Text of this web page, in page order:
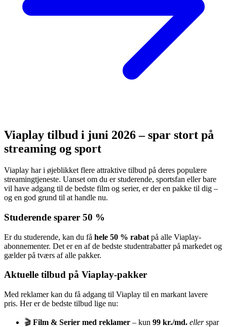
Viaplay tilbud i juni 2026 – spar stort på
streaming og sport
Viaplay har i øjeblikket flere attraktive tilbud på deres populære
streamingtjeneste. Uanset om du er studerende, sportsfan eller bare
vil have adgang til de bedste film og serier, er der en pakke til dig –
og en god grund til at handle nu.
Studerende sparer 50 %
Er du studerende, kan du få hele 50 % rabat på alle Viaplay-
abonnementer. Det er en af de bedste studentrabatter på markedet og
gælder på tværs af alle pakker.
Aktuelle tilbud på Viaplay-pakker
Med reklamer kan du få adgang til Viaplay til en markant lavere
pris. Her er de bedste tilbud lige nu:
🎬 Film & Serier med reklamer – kun 99 kr./md. ellerspar